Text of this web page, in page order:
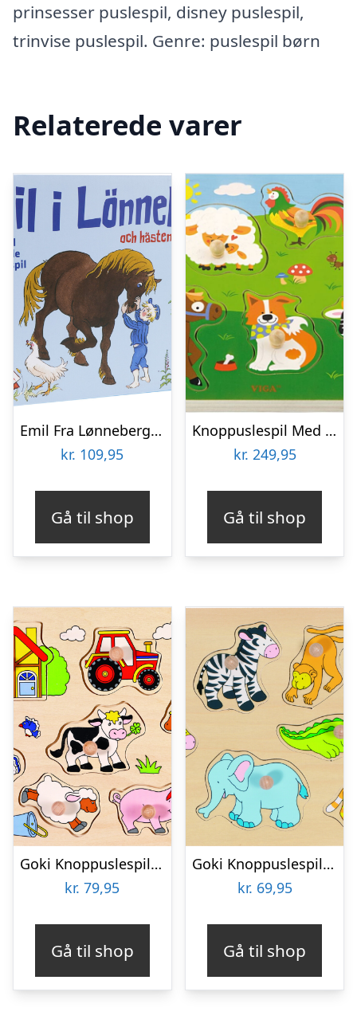
prinsesser puslespil, disney puslespil,
trinvise puslespil. Genre: puslespil børn
Relaterede varer
Emil Fra Lønneberg Gulvpuslespil
kr. 109,95
Gå til shop
Knoppuslespil Med Lyd – Bondegårdsdyr – Træ – Viga
kr. 249,95
Gå til shop
Goki Knoppuslespil – Bondegård – Træ – 9 Brikker
kr. 79,95
Gå til shop
Goki Knoppuslespil – Zoo Dyr – Træ – 8 Brikker
kr. 69,95
Gå til shop